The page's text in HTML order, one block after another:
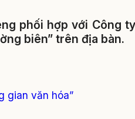
phối hợp với Công ty
biên” trên địa bàn.
gian văn hóa”